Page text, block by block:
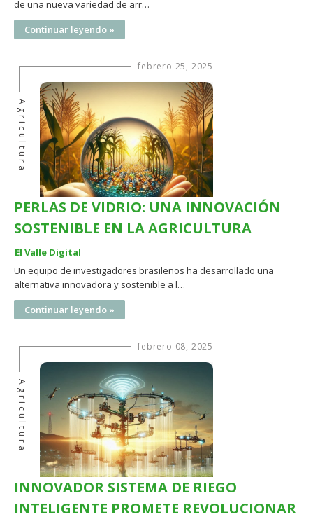
de una nueva variedad de arr…
Continuar leyendo »
febrero 25, 2025
Agricultura
PERLAS DE VIDRIO: UNA INNOVACIÓN
SOSTENIBLE EN LA AGRICULTURA
El Valle Digital
Un equipo de investigadores brasileños ha desarrollado una
alternativa innovadora y sostenible a l…
Continuar leyendo »
febrero 08, 2025
Agricultura
INNOVADOR SISTEMA DE RIEGO
INTELIGENTE PROMETE REVOLUCIONAR